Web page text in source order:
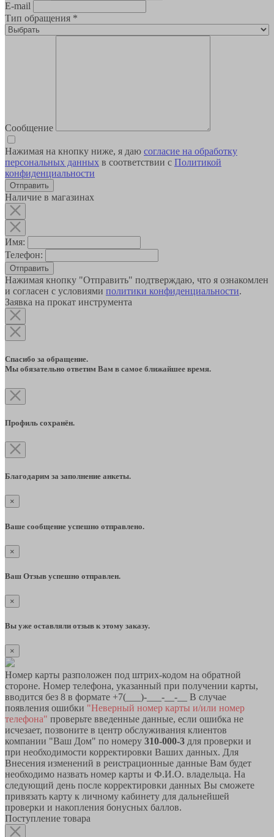
E-mail
Тип обращения *
Сообщение
Нажимая на кнопку ниже, я даю согласие на обработку
персональных данных в соответствии с Политикой
конфиденциальности
Наличие в магазинах
Имя:
Телефон:
Отправить
Нажимая кнопку "Отправить" подтверждаю, что я ознакомлен
и согласен с условиями политики конфиденциальности.
Заявка на прокат инструмента
Спасибо за обращение.
Мы обязательно ответим Вам в самое ближайшее время.
Профиль сохранён.
Благодарим за заполнение анкеты.
×
Ваше сообщение успешно отправлено.
×
Ваш Отзыв успешно отправлен.
×
Вы уже оставляли отзыв к этому заказу.
×
Номер карты разположен под штрих-кодом на обратной
стороне. Номер телефона, указанный при получении карты,
вводится без 8 в формате +7(___)-___-__-__ В случае
появления ошибки "Неверный номер карты и/или номер
телефона" проверьте введенные данные, если ошибка не
исчезает, позвоните в центр обслуживания клиентов
компании "Ваш Дом" по номеру 310-000-3 для проверки и
при необходимости корректировки Ваших данных. Для
Внесения изменений в реистрационные данные Вам будет
необходимо назвать номер карты и Ф.И.О. владельца. На
следующий день после корректировки данных Вы сможете
привязать карту к личному кабинету для дальнейшей
проверки и накопления бонусных баллов.
Поступление товара